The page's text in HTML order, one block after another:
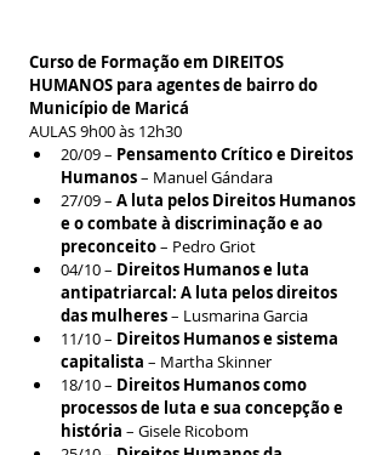
Curso de Formação em DIREITOS
HUMANOS para agentes de bairro do
Município de Maricá
AULAS 9h00 às 12h30
20/09 – Pensamento Crítico e Direitos
Humanos – Manuel Gándara
27/09 – A luta pelos Direitos Humanos
e o combate à discriminação e ao
preconceito – Pedro Griot
04/10 – Direitos Humanos e luta
antipatriarcal: A luta pelos direitos
das mulheres – Lusmarina Garcia
11/10 – Direitos Humanos e sistema
capitalista – Martha Skinner
18/10 – Direitos Humanos como
processos de luta e sua concepção e
história – Gisele Ricobom